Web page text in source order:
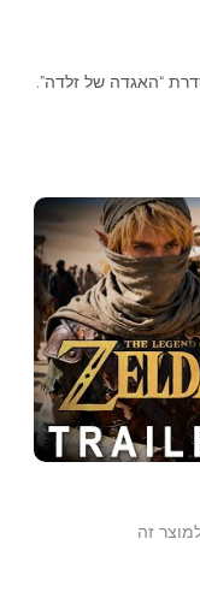
“האגדה של זלדה”.
זה